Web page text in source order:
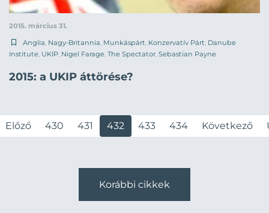
2015. március 31.
Anglia, Nagy-Britannia, Munkáspárt, Konzervatív Párt, Danube
Institute, UKIP, Nigel Farage, The Spectator, Sebastian Payne
2015: a UKIP áttörése?
Előző 430 431 432 433 434 Következő
Korábbi cikkek